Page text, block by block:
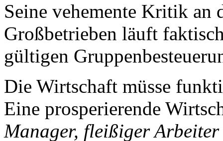
Seine vehemente Kritik an
Großbetrieben läuft
gültigen
Die Wirtschaft müsse
Eine prosperierende
Manager, fleißiger